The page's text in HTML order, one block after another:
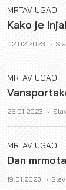
MRTAV UGAO
Kako je
02.02.2023.
MRTAV UGAO
26.01.2023.
MRTAV UGAO
Dan mrmota
19.01.2023.